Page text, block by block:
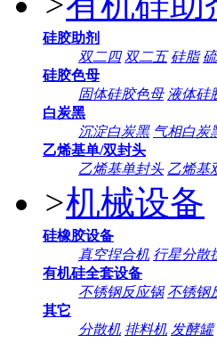
硅胶助剂
双二四 双二五 硅脂
硅胶色母
固体硅胶色母 液体硅
白炭黑
沉淀白炭黑 气相白炭
乙烯基单/双封头
乙烯基单封头 乙烯基
>机械设备
硅橡胶设备
真空捏合机 行星分散
有机硅全套设备
不锈钢反应锅 不锈钢
其它
分散机 排料机 发酵罐